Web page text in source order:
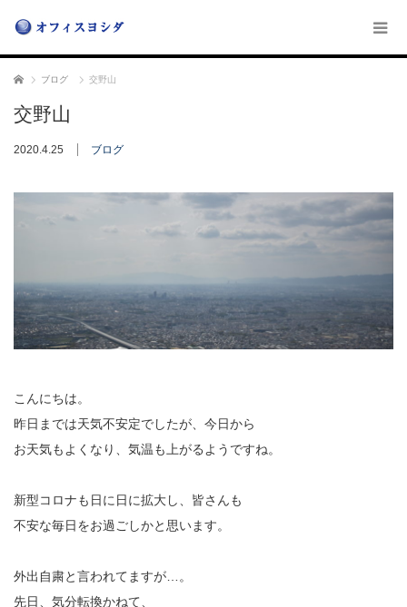
ホーム ブログ 交野山
交野山
2020.4.25 ブログ
こんにちは。
昨日までは天気不安定でしたが、今日から
お天気もよくなり、気温も上がるようですね。
新型コロナも日に日に拡大し、皆さんも
不安な毎日をお過ごしかと思います。
外出自粛と言われてますが…。
先日、気分転換かねて、